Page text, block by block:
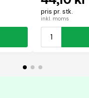
pris pr. stk.
inkl. moms